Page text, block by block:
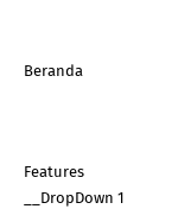
Beranda
Features
__DropDown 1